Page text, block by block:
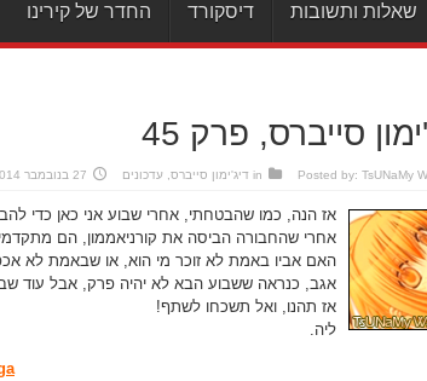
שאלות ותשובות דיסקורד החדר של קירינו
סייברס, פרק 45
Posted by: TsUNaMy
in דיג'ימון סייברס עדכונים 27 בנובמבר 2014
אז הנה, כמו שהבטחתי, אחרי שבוע אני כאן כדי
אחרי שהחבורה הביסה את קורניאממון, הם
האם אביו באמת לא זוכר מי הוא, או שבאמת לא
אגב, כנראה ששבוע הבא לא יהיה פרק, אבל עוד
אז תהנו, ואל תשכחו לשתף!
ליה.